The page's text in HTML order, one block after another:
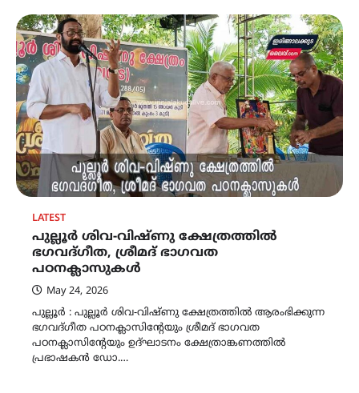
LATEST
പുല്ലൂർ ശിവ-വിഷ്ണു ക്ഷേത്രത്തിൽ
ഭഗവദ്ഗീത, ശ്രീമദ് ഭാഗവത
പഠനക്ലാസുകൾ
May 24, 2026
പുല്ലൂർ : പുല്ലൂർ ശിവ-വിഷ്ണു ക്ഷേത്രത്തിൽ ആരംഭിക്കുന്ന
ഭഗവദ്ഗീത പഠനക്ലാസിന്റേയും ശ്രീമദ് ഭാഗവത
പഠനക്ലാസിന്റേയും ഉദ്ഘാടനം ക്ഷേത്രാങ്കണത്തിൽ
പ്രഭാഷകൻ ഡോ.…